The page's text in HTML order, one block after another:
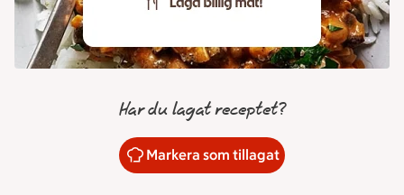
Har du lagat receptet?
Markera som tillagat